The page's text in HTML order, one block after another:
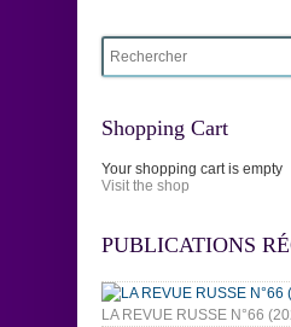
Shopping Cart
Your shopping cart is empty
Visit the shop
PUBLICATIONS
LA REVUE RUSSE N°66